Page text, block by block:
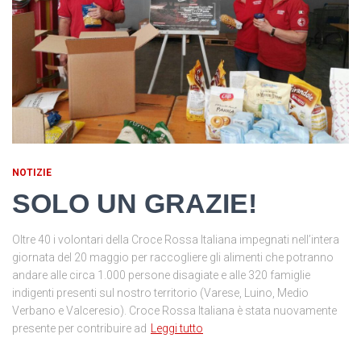
NOTIZIE
SOLO UN GRAZIE!
Oltre 40 i volontari della Croce Rossa Italiana impegnati nell’intera
giornata del 20 maggio per raccogliere gli alimenti che potranno
andare alle circa 1.000 persone disagiate e alle 320 famiglie
indigenti presenti sul nostro territorio (Varese, Luino, Medio
Verbano e Valceresio). Croce Rossa Italiana è stata nuovamente
presente per contribuire ad Leggi tutto